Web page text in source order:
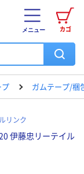
カゴ
メニュー
プ ガムテープ/梱
リンク
伊藤忠リーテイル